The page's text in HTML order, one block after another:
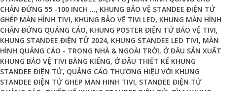
Pháp
Quảng
Cáo
Thông
Minh
quantity
CHÂN ĐỨNG 55 -100 INCH ..., KHUNG BẢO VỆ STANDEE ĐIỆN TỬ
GHÉP MÀN HÌNH TIVI, KHUNG BẢO VỆ TIVI LED, KHUNG MÀN HÌNH
CHÂN ĐỨNG QUẢNG CÁO, KHUNG POSTER ĐIỆN TỬ BẢO VỆ TIVI,
KHUNG STANDEE ĐIỆN TỬ 2024, KHUNG STANDEE LED TIVI, MÀN
HÌNH QUẢNG CÁO - TRONG NHÀ & NGOÀI TRỜI, Ở ĐÂU SẢN XUẤT
KHUNG BẢO VỆ TIVI BẰNG KIẾNG, Ở ĐÂU THIẾT KẾ KHUNG
STANDEE ĐIỆN TỬ, QUẢNG CÁO THƯƠNG HIỆU VỚI KHUNG
STANDEE ĐIỆN TỬ GHEP MAN HINH TIVI, STANDEE ĐIỆN TỬ